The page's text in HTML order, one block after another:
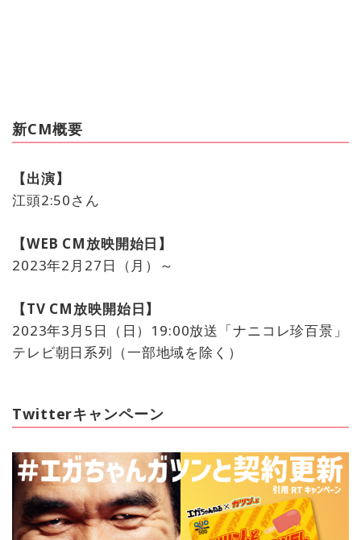
新CM概要
【出演】
江頭2:50さん
【WEB CM放映開始日】
2023年2月27日（月）～
【TV CM放映開始日】
2023年3月5日（日）19:00放送「ナニコレ珍百景」
テレビ朝日系列（一部地域を除く）
Twitterキャンペーン